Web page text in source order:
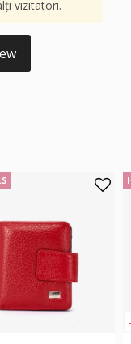
vizitatori.